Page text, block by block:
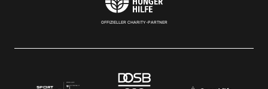
OFFIZIELLER CHARITY-PARTNER